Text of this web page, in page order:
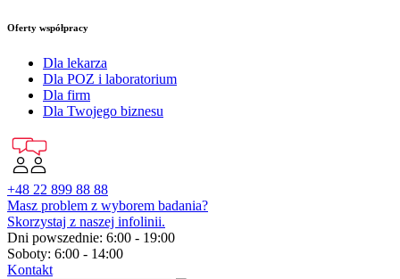
Oferty współpracy
Dla lekarza
Dla POZ i laboratorium
Dla firm
Dla Twojego biznesu
+48 22 899 88 88
Masz problem z wyborem badania?
Skorzystaj z naszej infolinii.
Dni powszednie: 6:00 - 19:00
Soboty: 6:00 - 14:00
Kontakt